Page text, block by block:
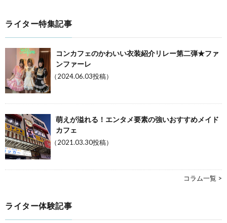
ライター特集記事
コンカフェのかわいい衣装紹介リレー第二弾★ファ
ンファーレ
（2024.06.03投稿）
萌えが溢れる！エンタメ要素の強いおすすめメイド
カフェ
（2021.03.30投稿）
コラム一覧 >
ライター体験記事